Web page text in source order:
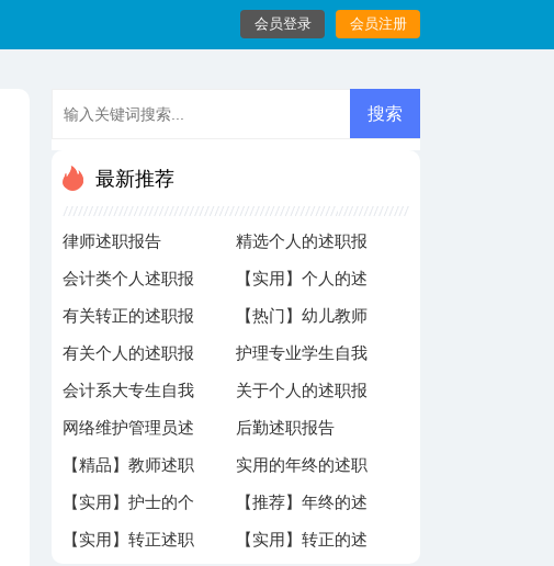
会员登录 会员注册
最新推荐
律师述职报告 精选个人的述职报
告范文九篇
会计类个人述职报
告3篇
【实用】个人的述
职报告集锦9篇
有关转正的述职报
告范文集合十篇
【热门】幼儿教师
自我鉴定15篇
有关个人的述职报
告模板合集9篇
护理专业学生自我
鉴定
会计系大专生自我
鉴定5篇
关于个人的述职报
告锦集六篇
网络维护管理员述
职报告
后勤述职报告
【精品】教师述职
报告模板汇编六篇
实用的年终的述职
报告范文锦集七篇
【实用】护士的个
人述职报告3篇
【推荐】年终的述
职报告合集十篇
【实用】转正述职 【实用】转正的述